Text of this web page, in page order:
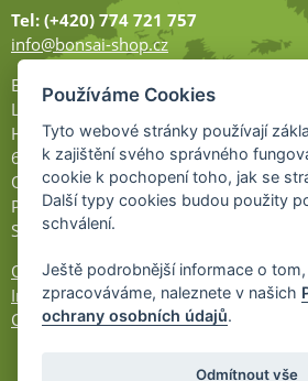
Tel: (+420) 774 721 757
info@bonsai-shop.cz
Bonsai-shop
Legionářů 2
Hodonín
695 01
Otevřeno:
Po-Pá 9-17
So 9-11:30
Ochrana osobních údajů
Informace UKZÚZ
Cookies
Používáme Cookies
Tyto webové stránky používají
k zajištění svého správného
cookie k pochopení toho, jak se
Další typy cookies budou použity
schválení.
Ještě podrobnější informace o
zpracováváme, naleznete v našich
ochrany osobních údajů.
Odmítnout vše